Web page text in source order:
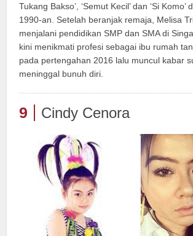
Tukang Bakso’, ‘Semut Kecil’ dan ‘Si Komo’
1990-an. Setelah beranjak remaja, Melisa
menjalani pendidikan SMP dan SMA di
kini menikmati profesi sebagai ibu rumah
pada pertengahan 2016 lalu muncul kabar
meninggal bunuh diri.
9 Cindy Cenora